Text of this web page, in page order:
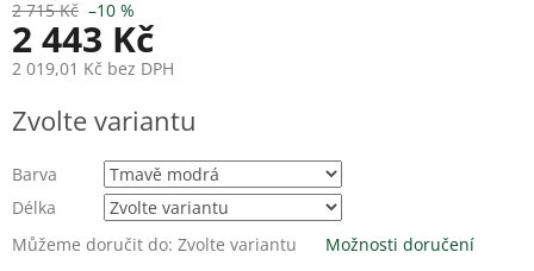
2 715 Kč –10 %
2 443 Kč
2 019,01 Kč bez DPH
cena:
Zvolte variantu
Barva
Délka
Můžeme doručit do: Zvolte variantu Možnosti doručení